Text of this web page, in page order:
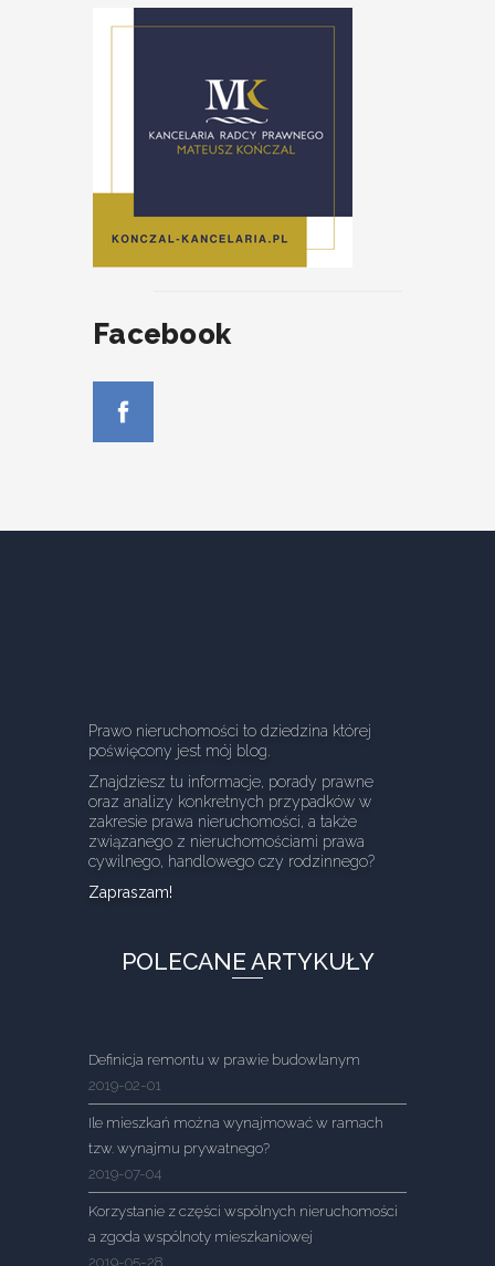
Facebook
Prawo nieruchomości to dziedzina której
poświęcony jest mój blog.
Znajdziesz tu informacje, porady prawne
oraz analizy konkretnych przypadków w
zakresie prawa nieruchomości, a także
związanego z nieruchomościami prawa
cywilnego, handlowego czy rodzinnego?
Zapraszam!
POLECANE ARTYKUŁY
Definicja remontu w prawie budowlanym
2019-02-01
Ile mieszkań można wynajmować w ramach
tzw. wynajmu prywatnego?
2019-07-04
Korzystanie z części wspólnych nieruchomości
a zgoda wspólnoty mieszkaniowej
2019-05-28